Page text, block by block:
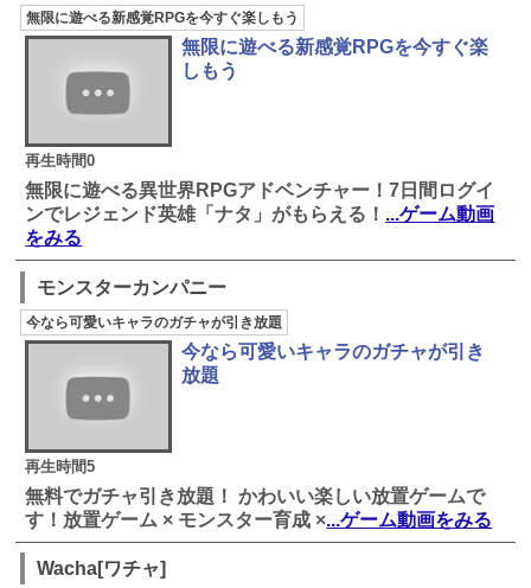
無限に遊べる新感覚RPGを今すぐ楽しもう
再生時間0
無限に遊べる新感覚RPGを今すぐ楽
しもう
無限に遊べる異世界RPGアドベンチャー！7日間ログイ
ンでレジェンド英雄「ナタ」がもらえる！ ...ゲーム動画
をみる
モンスターカンパニー
今なら可愛いキャラのガチャが引き放題
再生時間5
今なら可愛いキャラのガチャが引き
放題
無料でガチャ引き放題！ かわいい楽しい放置ゲームで
す！放置ゲーム × モンスター育成 ×...ゲーム動画をみる
Wacha[ワチャ]